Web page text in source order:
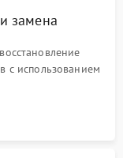
замена
с использованием
микросхемы
USB